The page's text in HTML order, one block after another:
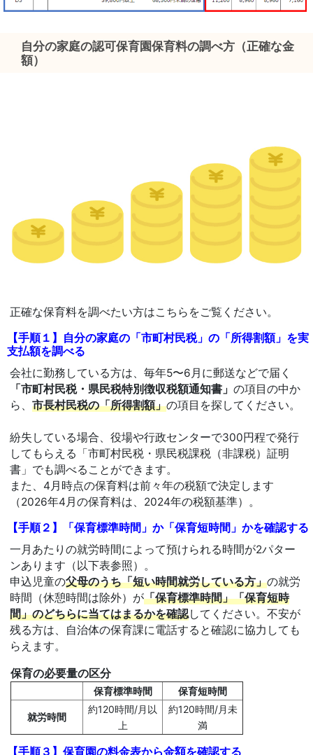
自分の家庭の認可保育園保育料の調べ方（正確な金
額）
正確な保育料を調べたい方はこちらをご覧ください。
【手順１】自分の家庭の「市町村民税」の「所得割額」を実
支払額を調べる
会社に勤務している方は、毎年5〜6月に郵送などで届く
「市町村民税・県民税特別徴収税額通知書」 の項目の中か
ら、 市長村民税の「所得割額」の項目を探してください。
紛失している場合、役場や行政センターで300円程で発行
してもらえる「市町村民税・県民税課税（非課税）証明
書」でも調べることができます。
また、4月時点の保育料は前々年の税額で決定します
（2026年4月の保育料は、2024年の税額基準）。
【手順２】「保育標準時間」か「保育短時間」かを確認する
一月あたりの就労時間によって預けられる時間が2パター
ンあります（以下表参照）。
申込児童の父母のうち「短い時間就労している方」の就労
時間（休憩時間は除外）が「保育標準時間」「保育短時
間」のどちらに当てはまるかを確認してください。不安が
残る方は、自治体の保育課に電話すると確認に協力しても
らえます。
保育の必要量の区分
保育標準時間 保育短時間
就労時間
約120時間/月以
上
約120時間/月未
満
【手順３】保育園の料金表から金額を確認する